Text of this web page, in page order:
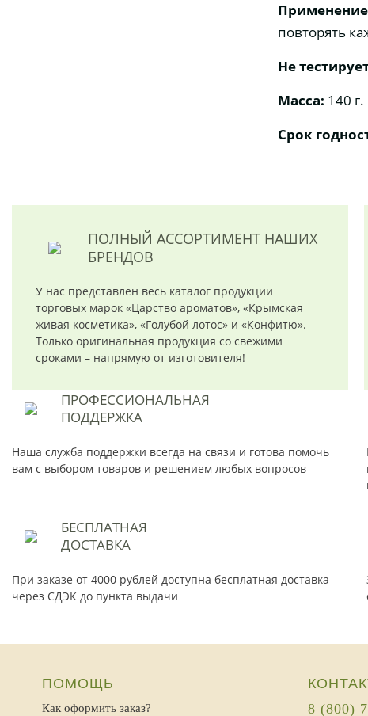
повторять
Не
Масса: 140 г.
Срок
ПОЛНЫЙ АССОРТИМЕНТ НАШИХ
БРЕНДОВ
У нас представлен весь каталог продукции
торговых марок «Царство ароматов», «Крымская
живая косметика», «Голубой лотос» и «Конфитю».
Только оригинальная продукция со свежими
сроками – напрямую от изготовителя!
ПРОФЕССИОНАЛЬНАЯ
ПОДДЕРЖКА
Наша служба поддержки всегда на связи и готова помочь
вам с выбором товаров и решением любых вопросов
БЕСПЛАТНАЯ
ДОСТАВКА
При заказе от 4000 рублей доступна бесплатная доставка
через СДЭК до пункта выдачи
ПОМОЩЬ
Как оформить заказ?
8 (800)